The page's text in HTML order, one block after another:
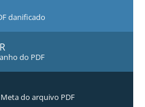
danificado
do PDF
do arquivo PDF